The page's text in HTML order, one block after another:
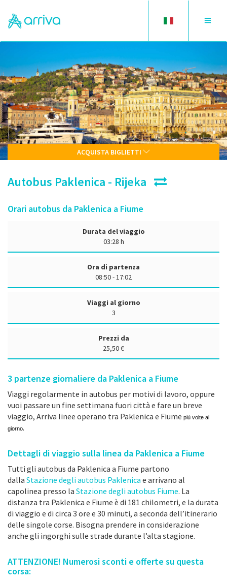
Toggle
Toggle
ACQUISTA BIGLIETTI
Autobus Paklenica - Rijeka
Orari autobus da Paklenica a Fiume
Durata del viaggio
03:28 h
Ora di partenza
08:50 - 17:02
Viaggi al giorno
3
Prezzi da
25,50 €
3 partenze giornaliere da Paklenica a Fiume
Viaggi regolarmente in autobus per motivi di lavoro, oppure
vuoi passare un fine settimana fuori città e fare un breve
viaggio, Arriva linee operano tra Paklenica e Fiume più volte al
giorno.
Dettagli di viaggio sulla linea da Paklenica a Fiume
Tutti gli autobus da Paklenica a Fiume partono
dalla Stazione degli autobus Paklenica e arrivano al
capolinea presso la Stazione degli autobus Fiume. La
distanza tra Paklenica e Fiume è di 181 chilometri, e la durata
di viaggio e di circa 3 ore e 30 minuti, a seconda dell’itinerario
delle singole corse. Bisogna prendere in considerazione
anche gli ingorghi sulle strade durante l’alta stagione.
ATTENZIONE! Numerosi sconti e offerte su questa
corsa: